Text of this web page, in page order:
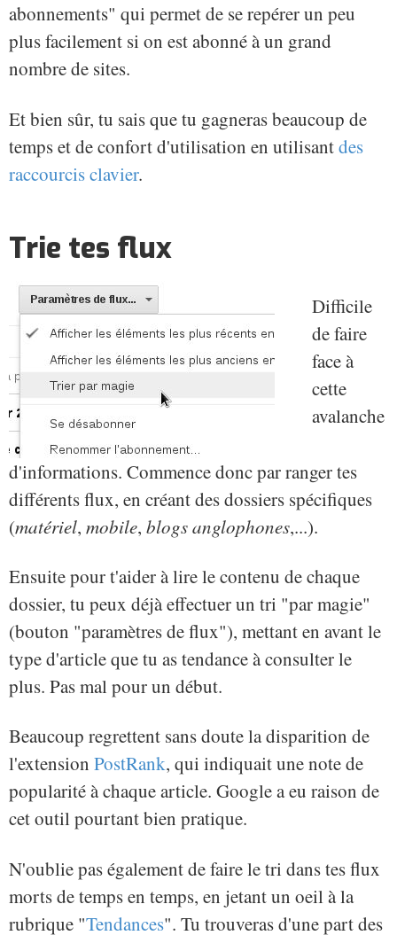
abonnements" qui permet de se repérer un peu
plus facilement si on est abonné à un grand
nombre de sites.
Et bien sûr, tu sais que tu gagneras beaucoup de
temps et de confort d'utilisation en utilisantdes
raccourcis clavier.
Trie tes flux
Difficile
de faire
face à
cette
avalanche
d'informations. Commence donc par ranger tes
différents flux, en créant des dossiers spécifiques
(matériel, mobile, blogs anglophones,...).
Ensuite pour t'aider à lire le contenu de chaque
dossier, tu peux déjà effectuer un tri "par magie"
(bouton "paramètres de flux"), mettant en avant le
type d'article que tu as tendance à consulter le
plus. Pas mal pour un début.
Beaucoup regrettent sans doute la disparition de
l'extension PostRank, qui indiquait une note de
popularité à chaque article. Google a eu raison de
cet outil pourtant bien pratique.
N'oublie pas également de faire le tri dans tes flux
morts de temps en temps, en jetant un oeil à la
rubrique "Tendances". Tu trouveras d'une part des